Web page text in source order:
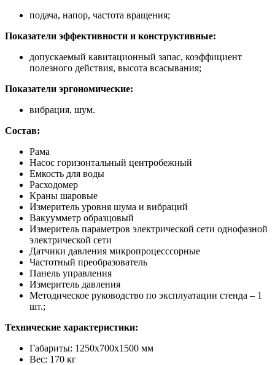
подача, напор, частота вращения;
Показатели эффективности и конструктивные:
допускаемый кавитационный запас, коэффициент
полезного действия, высота всасывания;
Показатели эргономические:
вибрация, шум.
Состав:
Рама
Насос горизонтальный центробежный
Емкость для воды
Расходомер
Краны шаровые
Измеритель уровня шума и вибраций
Вакуумметр образцовый
Измеритель параметров электрической сети однофазной
электрической сети
Датчики давления микропроцесссорные
Частотный преобразователь
Панель управления
Измеритель давления
Методическое руководство по эксплуатации стенда – 1
шт.;
Технические характеристики:
Габариты: 1250х700х1500 мм
Вес: 170 кг